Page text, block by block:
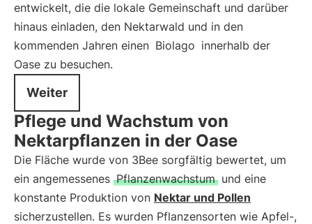
entwickelt, die die lokale Gemeinschaft und darüber
hinaus einladen, den Nektarwald und in den
kommenden Jahren einen Biolago innerhalb der
Oase zu besuchen.
Weiter
Pflege und Wachstum von
Nektarpflanzen in der Oase
Die Fläche wurde von 3Bee sorgfältig bewertet, um
ein angemessenes Pflanzenwachstum und eine
konstante Produktion von Nektar und Pollen
sicherzustellen. Es wurden Pflanzensorten wie Apfel-,